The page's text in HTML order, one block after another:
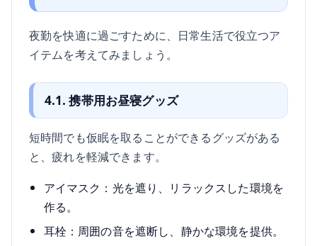
夜勤を快適に過ごすために、日常生活で役立つア
イテムを考えてみましょう。
4.1. 携帯用お昼寝グッズ
短時間でも仮眠を取ることができるグッズがある
と、疲れを軽減できます。
アイマスク：光を遮り、リラックスした環境を
作る。
耳栓：周囲の音を遮断し、静かな環境を提供。